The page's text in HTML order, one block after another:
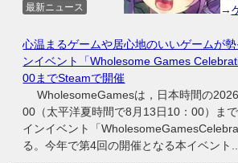
→
最新ニュース
心温まるゲームや居心地のいいゲームが
ンイベント「Wholesome Games
00までSteamで開催
WholesomeGamesは，日本時間の2026
00（太平洋夏時間で8月13日10：00）ま
インイベント「
る。今年で第4回の開催となる本イベント...